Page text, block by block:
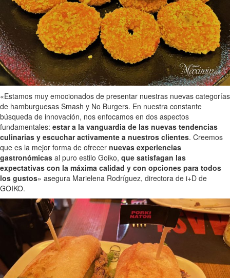
«Estamos muy emocionados de presentar nuestras nuevas categorías
de hamburguesas Smash y No Burgers. En nuestra constante
búsqueda de innovación, nos enfocamos en dos aspectos
fundamentales: estar a la vanguardia de las nuevas tendencias
culinarias y escuchar activamente a nuestros clientes. Creemos
que es la mejor forma de ofrecer nuevas experiencias
gastronómicas al puro estilo Goiko, que satisfagan las
expectativas con la máxima calidad y con opciones para todos
los gustos» asegura Marielena Rodríguez, directora de i+D de
GOIKO.